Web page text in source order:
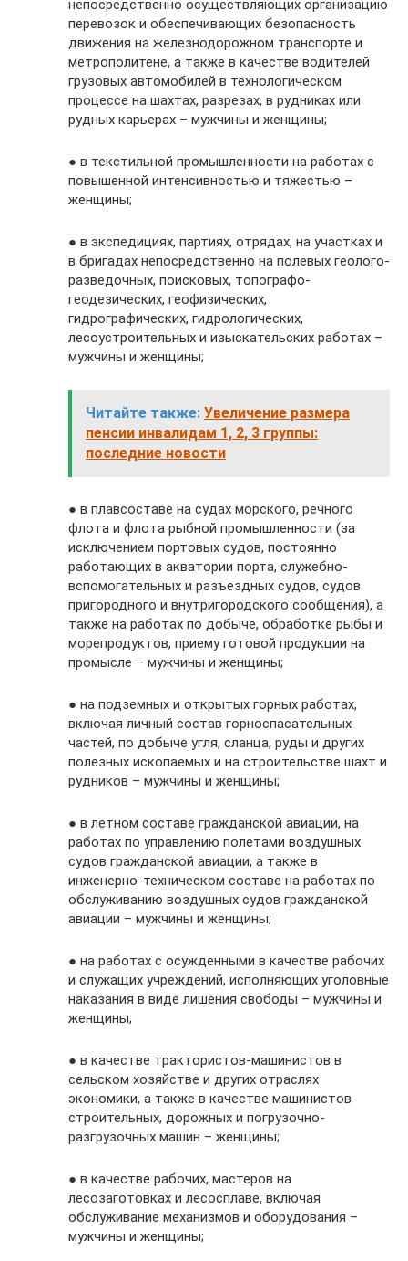
непосредственно осуществляющих организацию
перевозок и обеспечивающих безопасность
движения на железнодорожном транспорте и
метрополитене, а также в качестве водителей
грузовых автомобилей в технологическом
процессе на шахтах, разрезах, в рудниках или
рудных карьерах – мужчины и женщины;
● в текстильной промышленности на работах с
повышенной интенсивностью и тяжестью –
женщины;
● в экспедициях, партиях, отрядах, на участках и
в бригадах непосредственно на полевых геолого-
разведочных, поисковых, топографо-
геодезических, геофизических,
гидрографических, гидрологических,
лесоустроительных и изыскательских работах –
мужчины и женщины;
Читайте также: Увеличение размера
пенсии инвалидам 1, 2, 3 группы:
последние новости
● в плавсоставе на судах морского, речного
флота и флота рыбной промышленности (за
исключением портовых судов, постоянно
работающих в акватории порта, служебно-
вспомогательных и разъездных судов, судов
пригородного и внутригородского сообщения), а
также на работах по добыче, обработке рыбы и
морепродуктов, приему готовой продукции на
промысле – мужчины и женщины;
● на подземных и открытых горных работах,
включая личный состав горноспасательных
частей, по добыче угля, сланца, руды и других
полезных ископаемых и на строительстве шахт и
рудников – мужчины и женщины;
● в летном составе гражданской авиации, на
работах по управлению полетами воздушных
судов гражданской авиации, а также в
инженерно-техническом составе на работах по
обслуживанию воздушных судов гражданской
авиации – мужчины и женщины;
● на работах с осужденными в качестве рабочих
и служащих учреждений, исполняющих уголовные
наказания в виде лишения свободы – мужчины и
женщины;
● в качестве трактористов-машинистов в
сельском хозяйстве и других отраслях
экономики, а также в качестве машинистов
строительных, дорожных и погрузочно-
разгрузочных машин – женщины;
● в качестве рабочих, мастеров на
лесозаготовках и лесосплаве, включая
обслуживание механизмов и оборудования –
мужчины и женщины;